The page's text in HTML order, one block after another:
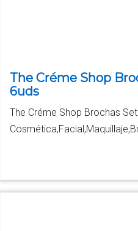
The Créme Shop
6uds
The Créme Shop Brochas